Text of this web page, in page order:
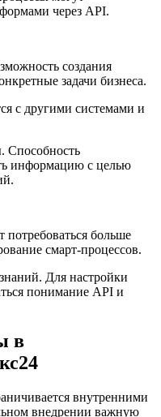
через API.
создания
задачи бизнеса.
с другими системами и
Способность
информацию с целью
больше
смарт-процессов.
Для настройки
понимание API и
в
внутренними
внедрении важную